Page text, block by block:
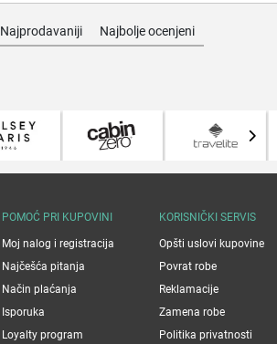
Najprodavaniji Najbolje ocenjeni
POMOĆ PRI KUPOVINI
Moj nalog i registracija
Najčešća pitanja
Način plaćanja
Isporuka
Loyalty program
KORISNIČKI SERVIS
Opšti uslovi kupovine
Povrat robe
Reklamacije
Zamena robe
Politika privatnosti